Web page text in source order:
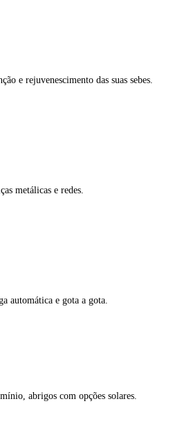
e rejuvenescimento das suas sebes.
metálicas e redes.
automática e gota a gota.
abrigos com opções solares.